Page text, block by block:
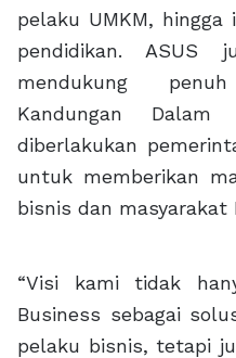
pelaku UMKM,
pendidikan. ASUS
mendukung
Kandungan
diberlakukan
untuk memberikan
bisnis dan masyarakat
“Visi kami tidak
Business sebagai
pelaku bisnis, tetapi